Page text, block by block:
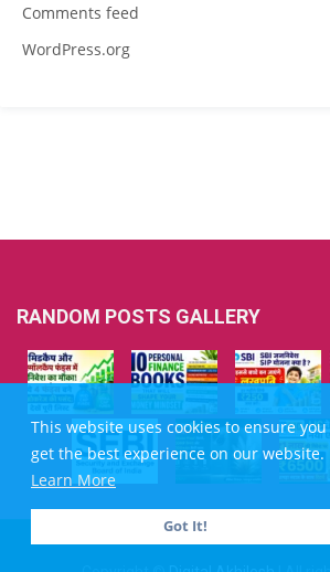
This website uses cookies to ensure you
get the best experience on our website.
Learn More
Got It!
Comments feed
WordPress.org
RANDOM POSTS GALLERY